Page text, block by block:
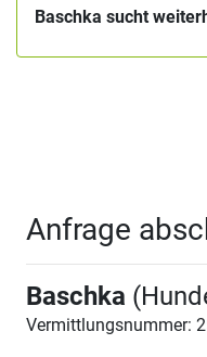
Baschka sucht
Anfrage
Baschka
Vermittlungsnummer: